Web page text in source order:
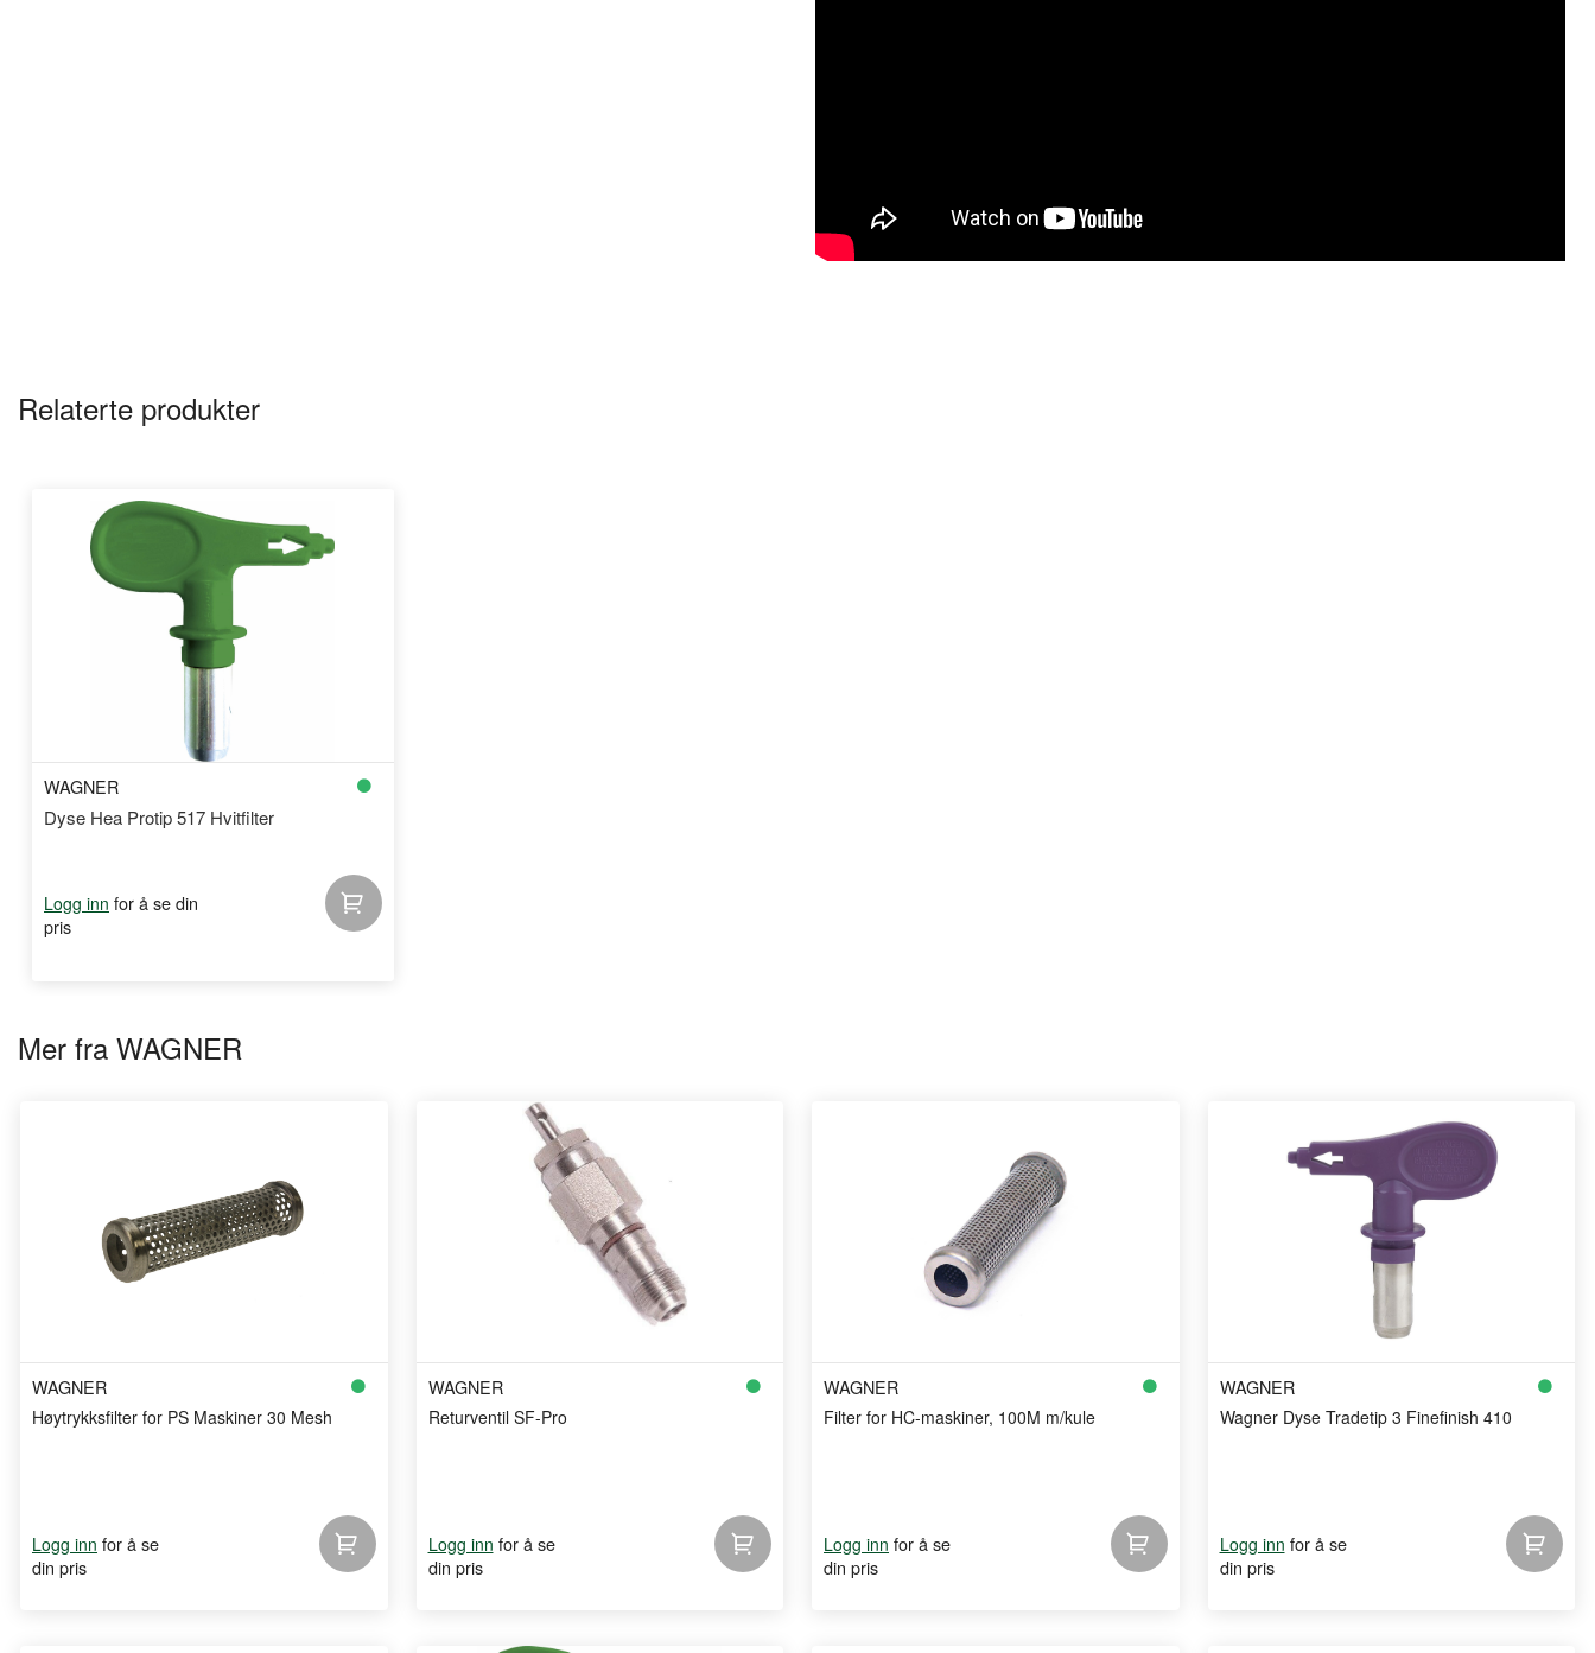
Relaterte produkter
WAGNER
Dyse Hea Protip 517 Hvitfilter
Logg inn for å se din
pris
Mer fra WAGNER
WAGNER
Høytrykksfilter for PS Maskiner 30 Mesh
Logg inn for å se
din pris
WAGNER
Returventil SF-Pro
Logg inn for å se
din pris
WAGNER
Filter for HC-maskiner, 100M m/kule
Logg inn for å se
din pris
WAGNER
Wagner Dyse Tradetip 3 Finefinish 410
Logg inn for å se
din pris